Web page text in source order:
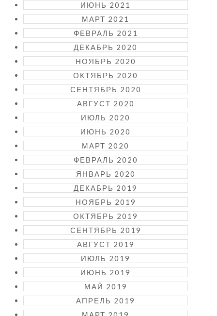
ИЮНЬ 2021
МАРТ 2021
ФЕВРАЛЬ 2021
ДЕКАБРЬ 2020
НОЯБРЬ 2020
ОКТЯБРЬ 2020
СЕНТЯБРЬ 2020
АВГУСТ 2020
ИЮЛЬ 2020
ИЮНЬ 2020
МАРТ 2020
ФЕВРАЛЬ 2020
ЯНВАРЬ 2020
ДЕКАБРЬ 2019
НОЯБРЬ 2019
ОКТЯБРЬ 2019
СЕНТЯБРЬ 2019
АВГУСТ 2019
ИЮЛЬ 2019
ИЮНЬ 2019
МАЙ 2019
АПРЕЛЬ 2019